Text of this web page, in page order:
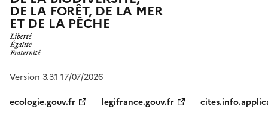
DE LA FORÊT, DE LA MER
ET DE LA PÊCHE
Version 3.3.1 17/07/2026
ecologie.gouv.fr
legifrance.gouv.fr